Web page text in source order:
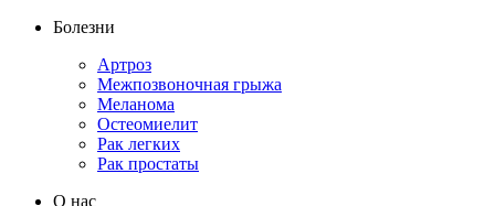
Болезни
Артроз
Межпозвоночная грыжа
Меланома
Остеомиелит
Рак легких
Рак простаты
О нас